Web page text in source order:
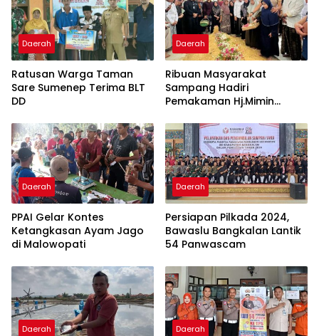
Daerah
Ratusan Warga Taman
Sare Sumenep Terima BLT
DD
Daerah
Ribuan Masyarakat
Sampang Hadiri
Pemakaman Hj.Mimin
Daerah
PPAI Gelar Kontes
Ketangkasan Ayam Jago
di Malowopati
Daerah
Persiapan Pilkada 2024,
Bawaslu Bangkalan Lantik
54 Panwascam
Daerah Daerah